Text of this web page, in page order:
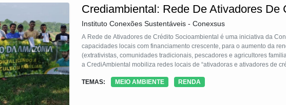
Crediambiental: Rede De Ativadores De
Instituto Conexões Sustentáveis - Conexsus
A Rede de Ativadores de Crédito Socioambiental é uma iniciativa da
capacidades locais com financiamento crescente, para o aumento da
(extrativistas, comunidades tradicionais, pescadores e agricultores
a CrediAmbiental mobiliza redes locais de “ativadoras e ativadores de
assessoria e mentoria da Conexsus. Por sua vez, realizam orientações
TEMAS: MEIO AMBIENTE RENDA